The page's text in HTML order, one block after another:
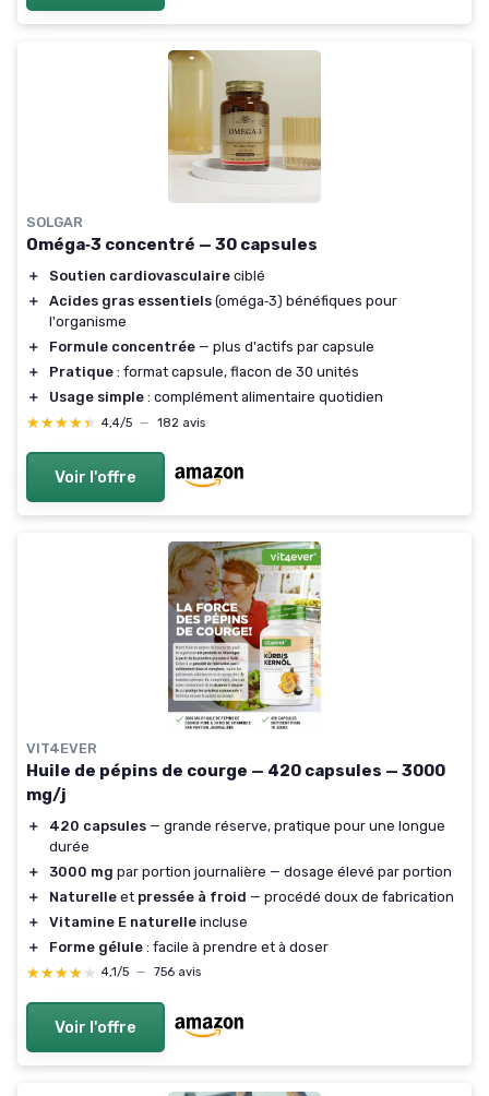
SOLGAR
Oméga‑3 concentré — 30 capsules
＋ Soutien cardiovasculaire ciblé
＋
Acides gras essentiels (oméga‑3) bénéfiques pour
l'organisme
＋
Formule concentrée — plus d'actifs par capsule
＋
Pratique : format capsule, flacon de 30 unités
＋
Usage simple : complément alimentaire quotidien
★★★★★
★★★★★ 4,4/5 — 182 avis
Voir l'offre
VIT4EVER
Huile de pépins de courge — 420 capsules — 3000
mg/j
＋ 420 capsules — grande réserve, pratique pour une longue
durée
＋
3000 mg par portion journalière — dosage élevé par portion
＋
Naturelle et pressée à froid — procédé doux de fabrication
＋
Vitamine E naturelle incluse
＋
Forme gélule : facile à prendre et à doser
★★★★★
★★★★★ 4,1/5 — 756 avis
Voir l'offre